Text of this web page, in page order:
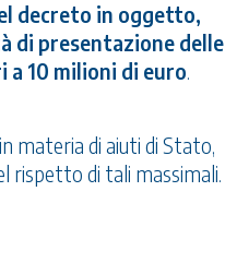
decreto in oggetto,
di presentazione delle
10 milioni di euro.
materia di aiuti di Stato,
rispetto di tali massimali.